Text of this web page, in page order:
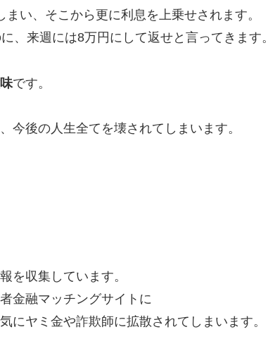
い、そこから更に利息を上乗せされます。
、来週には8万円にして返せと言ってきます。
です。
今後の人生全てを壊されてしまいます。
を収集しています。
金融マッチングサイトに
にヤミ金や詐欺師に拡散されてしまいます。